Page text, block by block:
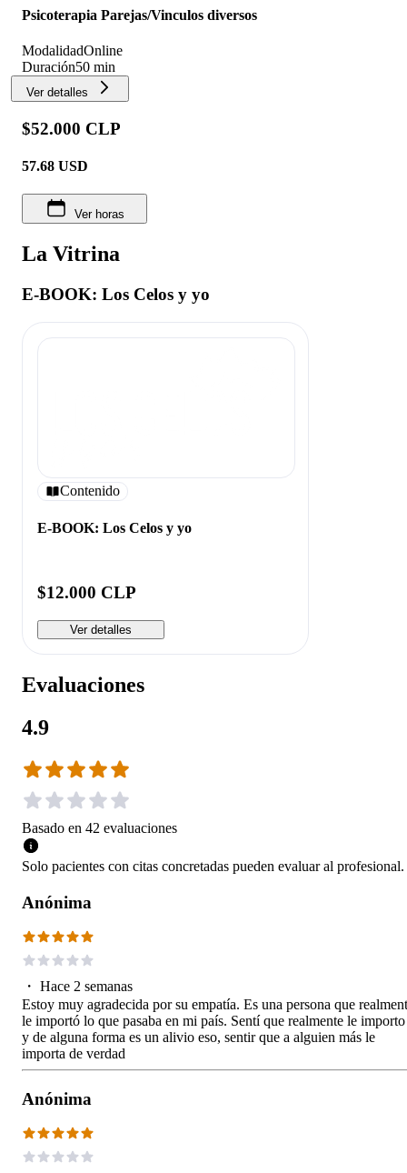
Psicoterapia Parejas/Vinculos diversos
ModalidadOnline
Duración50 min
Ver detalles
$52.000 CLP
57.68 USD
Ver horas
La Vitrina
E-BOOK: Los Celos y yo
Contenido
E-BOOK: Los Celos y yo
$12.000 CLP
Ver detalles
Evaluaciones
4.9
Basado en 42 evaluaciones
Solo pacientes con citas concretadas pueden evaluar al profesional.
Anónima
・ Hace 2 semanas
Estoy muy agradecida por su empatía. Es una persona que
le importó lo que pasaba en mi país. Sentí que realmente le importo
y de alguna forma es un alivio eso, sentir que a alguien más le
importa de verdad
Anónima